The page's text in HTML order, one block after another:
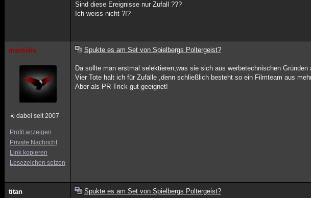
Sind diese Ereignisse nur Zufall ???
Ich weiss nicht ?!?
martialis
dabei seit 2007
Profil anzeigen
Private Nachricht
Link kopieren
Lesezeichen setzen
Spukte es am Set von Spielbergs Poltergeist?
Da sollte man erstmal selektieren,was sie sich aus werbetechnischen
Vier Tote halt ich für Zufälle ,denn schließlich besteht so ein Filmteam aus
Aber als PR-Trick gut geeignet!
titan Spukte es am Set von Spielbergs Poltergeist?